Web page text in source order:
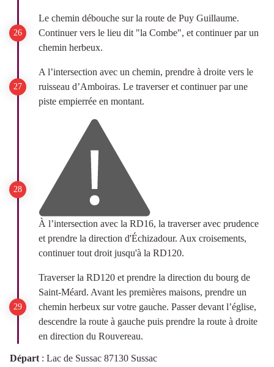
Le chemin débouche sur la route de Puy Guillaume.
Continuer vers le lieu dit "la Combe", et continuer par un
chemin herbeux.
A l’intersection avec un chemin, prendre à droite vers le
ruisseau d’Amboiras. Le traverser et continuer par une
piste empierrée en montant.
À l’intersection avec la RD16, la traverser avec prudence
et prendre la direction d'Échizadour. Aux croisements,
continuer tout droit jusqu'à la RD120.
Traverser la RD120 et prendre la direction du bourg de
Saint-Méard. Avant les premières maisons, prendre un
chemin herbeux sur votre gauche. Passer devant l’église,
descendre la route à gauche puis prendre la route à droite
en direction du Rouvereau.
Départ : Lac de Sussac 87130 Sussac